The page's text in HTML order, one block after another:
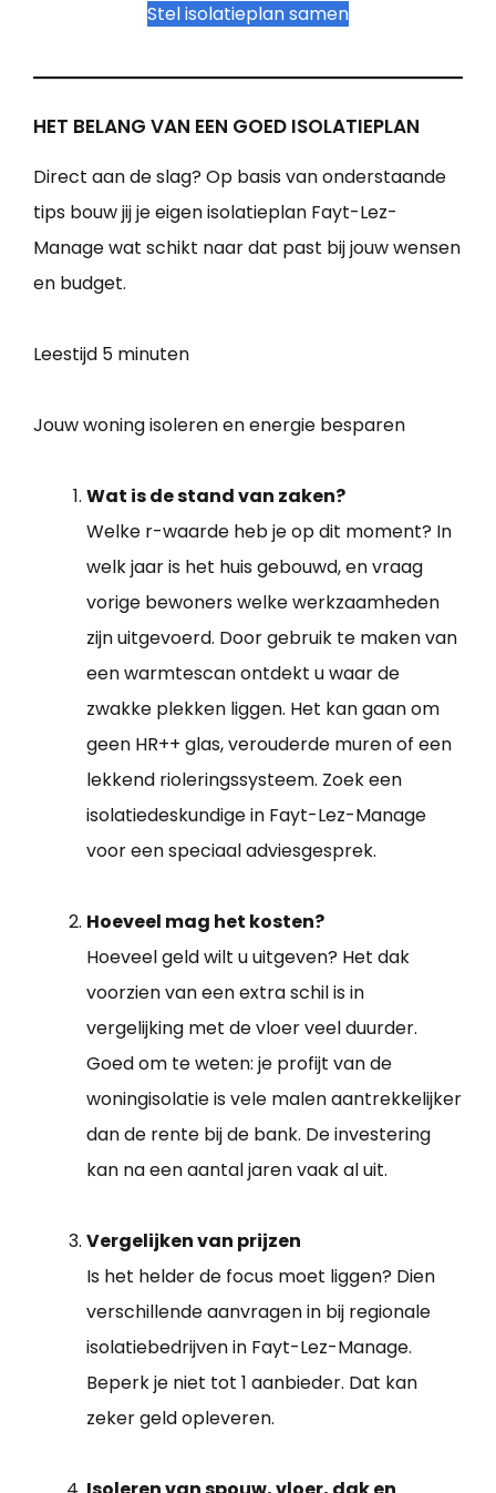
Stel isolatieplan samen
HET BELANG VAN EEN GOED ISOLATIEPLAN
Direct aan de slag? Op basis van onderstaande
tips bouw jij je eigen isolatieplan Fayt-Lez-
Manage wat schikt naar dat past bij jouw wensen
en budget.
Leestijd 5 minuten
Jouw woning isoleren en energie besparen
Wat is de stand van zaken?
Welke r-waarde heb je op dit moment? In
welk jaar is het huis gebouwd, en vraag
vorige bewoners welke werkzaamheden
zijn uitgevoerd. Door gebruik te maken van
een warmtescan ontdekt u waar de
zwakke plekken liggen. Het kan gaan om
geen HR++ glas, verouderde muren of een
lekkend rioleringssysteem. Zoek een
isolatiedeskundige in Fayt-Lez-Manage
voor een speciaal adviesgesprek.
Hoeveel mag het kosten?
Hoeveel geld wilt u uitgeven? Het dak
voorzien van een extra schil is in
vergelijking met de vloer veel duurder.
Goed om te weten: je profijt van de
woningisolatie is vele malen aantrekkelijker
dan de rente bij de bank. De investering
kan na een aantal jaren vaak al uit.
Vergelijken van prijzen
Is het helder de focus moet liggen? Dien
verschillende aanvragen in bij regionale
isolatiebedrijven in Fayt-Lez-Manage.
Beperk je niet tot 1 aanbieder. Dat kan
zeker geld opleveren.